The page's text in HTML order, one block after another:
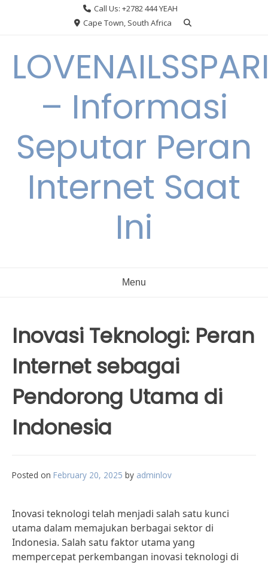
Call Us: +2782 444 YEAH
Cape Town, South Africa
– Informasi
Seputar Peran
Internet Saat
Ini
Menu
Inovasi Teknologi: Peran
Internet sebagai
Pendorong Utama di
Indonesia
Posted on February 20, 2025 by adminlov
Inovasi teknologi telah menjadi salah satu kunci
utama dalam memajukan berbagai sektor di
Indonesia. Salah satu faktor utama yang
mempercepat perkembangan inovasi teknologi di